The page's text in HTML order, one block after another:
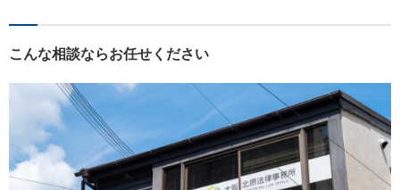
こんな相談ならお任せください